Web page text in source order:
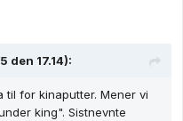
den 17.14):
til for kinaputter. Mener vi
king". Sistnevnte